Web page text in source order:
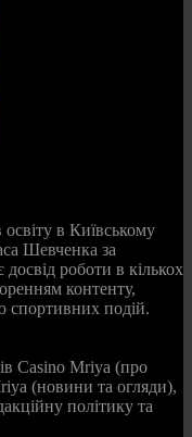
в Київському
Шевченка за
досвід роботи в кількох
контенту,
спортивних подій.
Casino Mriya (про
(новини та огляди),
політику та